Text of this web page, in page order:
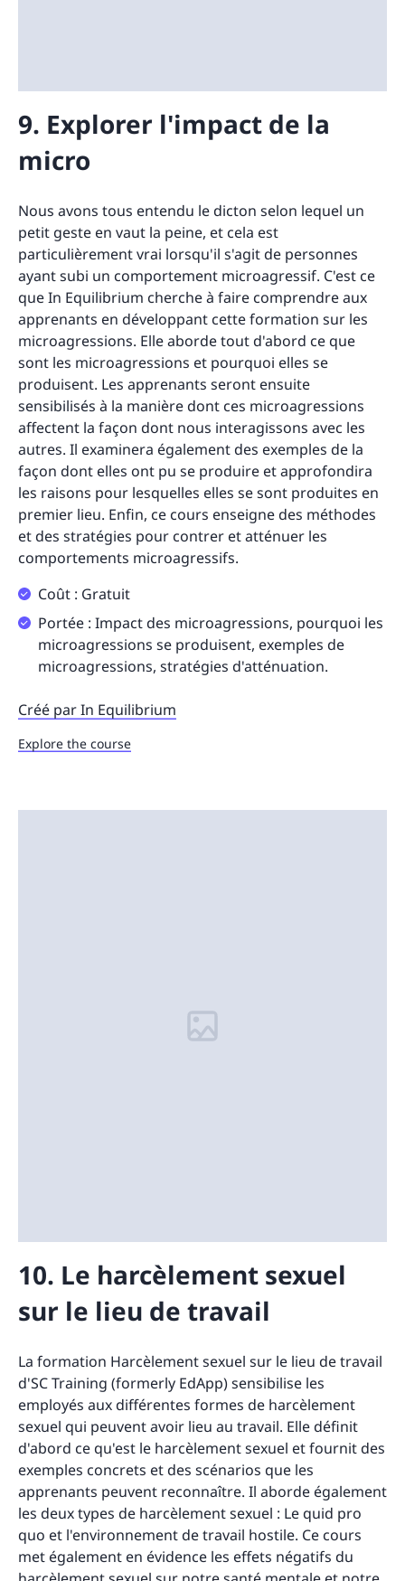
9. Explorer l'impact de la
micro
Nous avons tous entendu le dicton selon lequel un
petit geste en vaut la peine, et cela est
particulièrement vrai lorsqu'il s'agit de personnes
ayant subi un comportement microagressif. C'est ce
que In Equilibrium cherche à faire comprendre aux
apprenants en développant cette formation sur les
microagressions. Elle aborde tout d'abord ce que
sont les microagressions et pourquoi elles se
produisent. Les apprenants seront ensuite
sensibilisés à la manière dont ces microagressions
affectent la façon dont nous interagissons avec les
autres. Il examinera également des exemples de la
façon dont elles ont pu se produire et approfondira
les raisons pour lesquelles elles se sont produites en
premier lieu. Enfin, ce cours enseigne des méthodes
et des stratégies pour contrer et atténuer les
comportements microagressifs.
Coût : Gratuit
Portée : Impact des microagressions, pourquoi les
microagressions se produisent, exemples de
microagressions, stratégies d'atténuation.
Créé par In Equilibrium
Explore the course
10. Le harcèlement sexuel
sur le lieu de travail
La formation Harcèlement sexuel sur le lieu de travail
d'SC Training (formerly EdApp) sensibilise les
employés aux différentes formes de harcèlement
sexuel qui peuvent avoir lieu au travail. Elle définit
d'abord ce qu'est le harcèlement sexuel et fournit des
exemples concrets et des scénarios que les
apprenants peuvent reconnaître. Il aborde également
les deux types de harcèlement sexuel : Le quid pro
quo et l'environnement de travail hostile. Ce cours
met également en évidence les effets négatifs du